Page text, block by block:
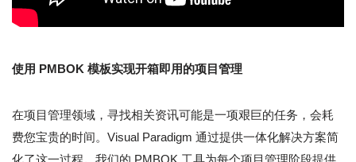
使用 PMBOK 模板实现开箱即用的项目管理
在项目管理领域，寻找相关资讯可能是一项艰巨的任务，会耗
费您宝贵的时间。Visual Paradigm 通过提供一体化解决方案简